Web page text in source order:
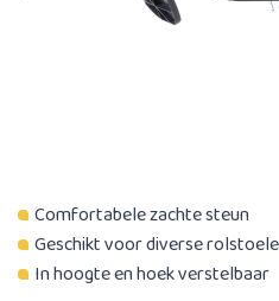
Comfortabele zachte steun
Geschikt voor diverse
In hoogte en hoek verstelbaar